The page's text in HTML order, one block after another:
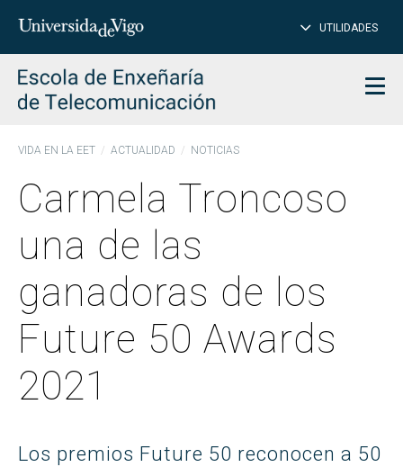
Insertar
para
buscar
UTILIDADES
VIDA EN LA EET ACTUALIDAD NOTICIAS
Carmela Troncoso
una de las
ganadoras de los
Future 50 Awards
2021
Los premios Future 50 reconocen a 50